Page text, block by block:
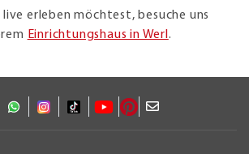
live erleben möchtest, besuche uns
Einrichtungshaus in Werl.